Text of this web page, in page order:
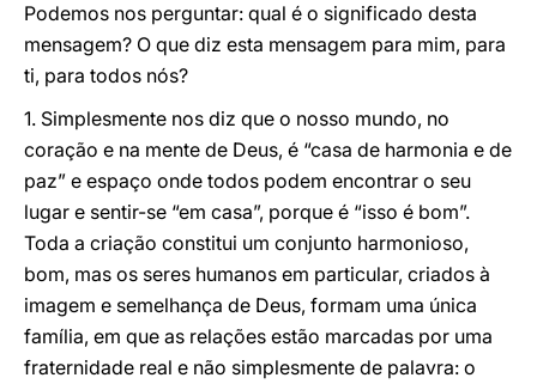
Podemos nos perguntar: qual é o significado desta
mensagem? O que diz esta mensagem para mim, para
ti, para todos nós?
1. Simplesmente nos diz que o nosso mundo, no
coração e na mente de Deus, é “casa de harmonia e de
paz” e espaço onde todos podem encontrar o seu
lugar e sentir-se “em casa”, porque é “isso é bom”.
Toda a criação constitui um conjunto harmonioso,
bom, mas os seres humanos em particular, criados à
imagem e semelhança de Deus, formam uma única
família, em que as relações estão marcadas por uma
fraternidade real e não simplesmente de palavra: o